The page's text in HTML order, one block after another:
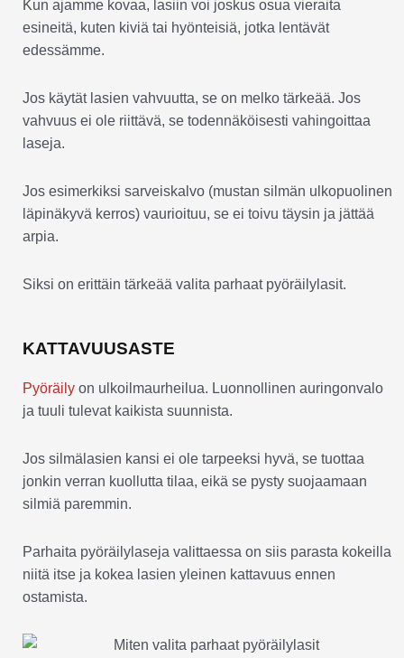
Kun ajamme kovaa, lasiin voi joskus osua vieraita
esineitä, kuten kiviä tai hyönteisiä, jotka lentävät
edessämme.
Jos käytät lasien vahvuutta, se on melko tärkeää. Jos
vahvuus ei ole riittävä, se todennäköisesti vahingoittaa
laseja.
Jos esimerkiksi sarveiskalvo (mustan silmän ulkopuolinen
läpinäkyvä kerros) vaurioituu, se ei toivu täysin ja jättää
arpia.
Siksi on erittäin tärkeää valita parhaat pyöräilylasit.
KATTAVUUSASTE
Pyöräily on ulkoilmaurheilua. Luonnollinen auringonvalo
ja tuuli tulevat kaikista suunnista.
Jos silmälasien kansi ei ole tarpeeksi hyvä, se tuottaa
jonkin verran kuollutta tilaa, eikä se pysty suojaamaan
silmiä paremmin.
Parhaita pyöräilylaseja valittaessa on siis parasta kokeilla
niitä itse ja kokea lasien yleinen kattavuus ennen
ostamista.